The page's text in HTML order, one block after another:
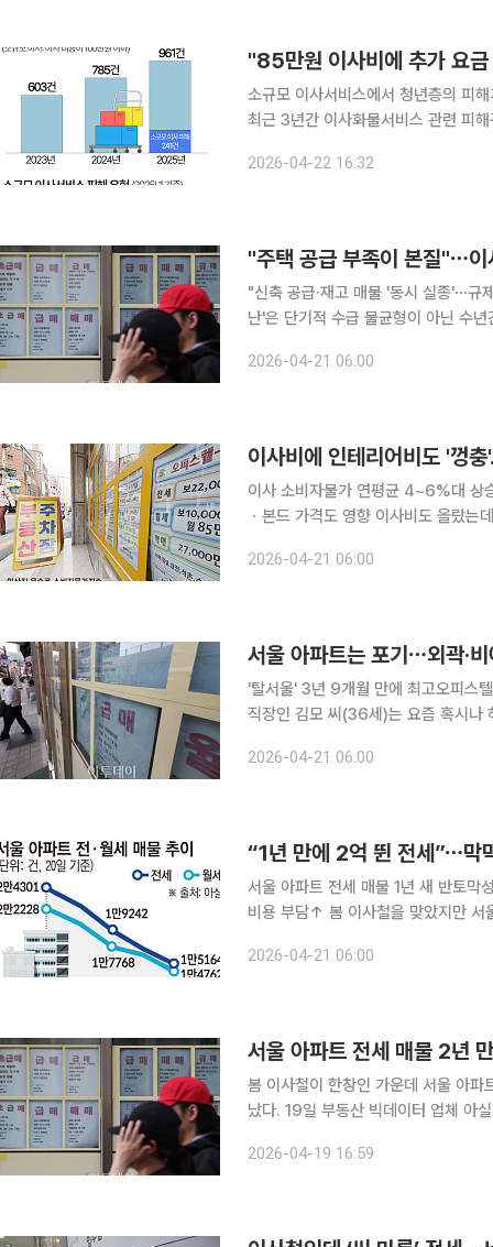
"85만원 이사비에 추가 요
소규모 이사서비스에서 청년층의 피해가 다수 발
최근 3년간 이사화물서비스 관련 피
당하는 계약 241건을 분석한 결과,
2026-04-22 16:32
"신축 공급·재고 매물 '동시 실종'⋯규제 완화로 물꼬 터줘
난'은 단기적 수급 불균형이 아닌 수
다. 20일 본지의 취재를 종합하면
2026-04-21 06:00
이사 소비자물가 연평균 4~6%대 상
ㆍ본드 가격도 영향 이사비도 올랐는데 인테리어까지 수천만원…대출을 더 받아야 할지 고민입니
대비 4.6% 상승했다. 이는 외식을 제
2026-04-21 06:00
'탈서울' 3년 9개월 만에 최고오피스텔 전·월세도 역대급
직장인 김모 씨(36세)는 요즘 혹시나
이다. 김 씨는 서울에서 가까운 경기
2026-04-21 06:00
서울 아파트 전세 매물 1년 새 반토막
비용 부담↑ 봄 이사철을 맞았지만 서울 아파트 전세 시장은 ‘거래 실종’ 수준으로 급격히 위축됐다.
나타나는 왜곡된 흐름이 뚜렷하다. 전
2026-04-21 06:00
서울 아파트 전세 매물 2년
봄 이사철이 한창인 가운데 서울 아
났다. 19일 부동산 빅데이터 업체 아
소에 매물 정보가 붙어있다. 김예연
2026-04-19 16:59